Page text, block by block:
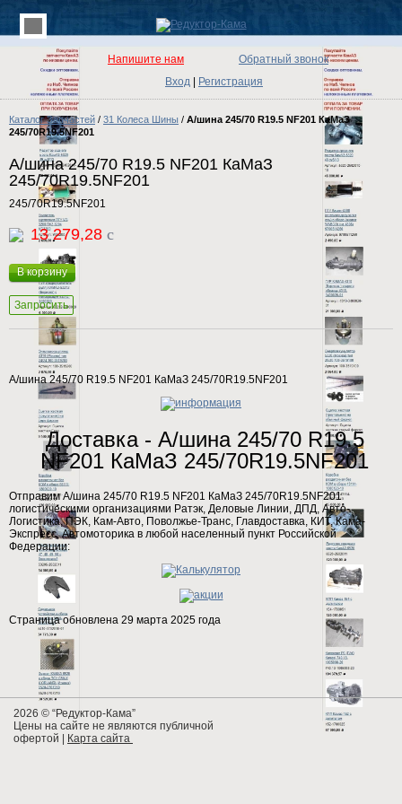
Напишите нам
Обратный звонок
Вход
Регистрация
Каталог Запчастей / 31 Колеса Шины / А/шина 245/70 R19.5 NF201 КаМаЗ
245/70R19.5NF201
А/шина 245/70 R19.5 NF201 КаМаЗ
245/70R19.5NF201
245/70R19.5NF201
13 279,28 c
В корзину
Запросить
А/шина 245/70 R19.5 NF201 КаМаЗ 245/70R19.5NF201
Доставка - А/шина 245/70 R19.5
NF201 КаМаЗ 245/70R19.5NF201
Отправим А/шина 245/70 R19.5 NF201 КаМаЗ 245/70R19.5NF201
логистическими организациями Ратэк, Деловые Линии, ДПД, Авто-
Логистика, ПЭК, Кам-Авто, Поволжье-Транс, Главдоставка, КИТ, Кама-
Экспресс, Автомоторика в любой населенный пункт Российской
Федерации:
Страница обновлена 29 марта 2025 года
2026 © “Редуктор-Кама”
Цены на сайте не являются публичной
офертой
Карта сайта